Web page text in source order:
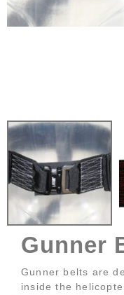
Gunner
Gunner belts are
inside the